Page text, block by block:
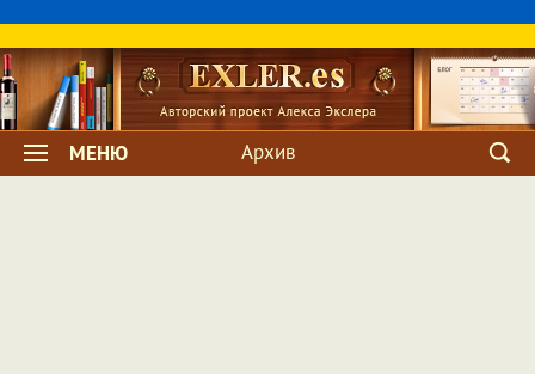
МЕНЮ Архив